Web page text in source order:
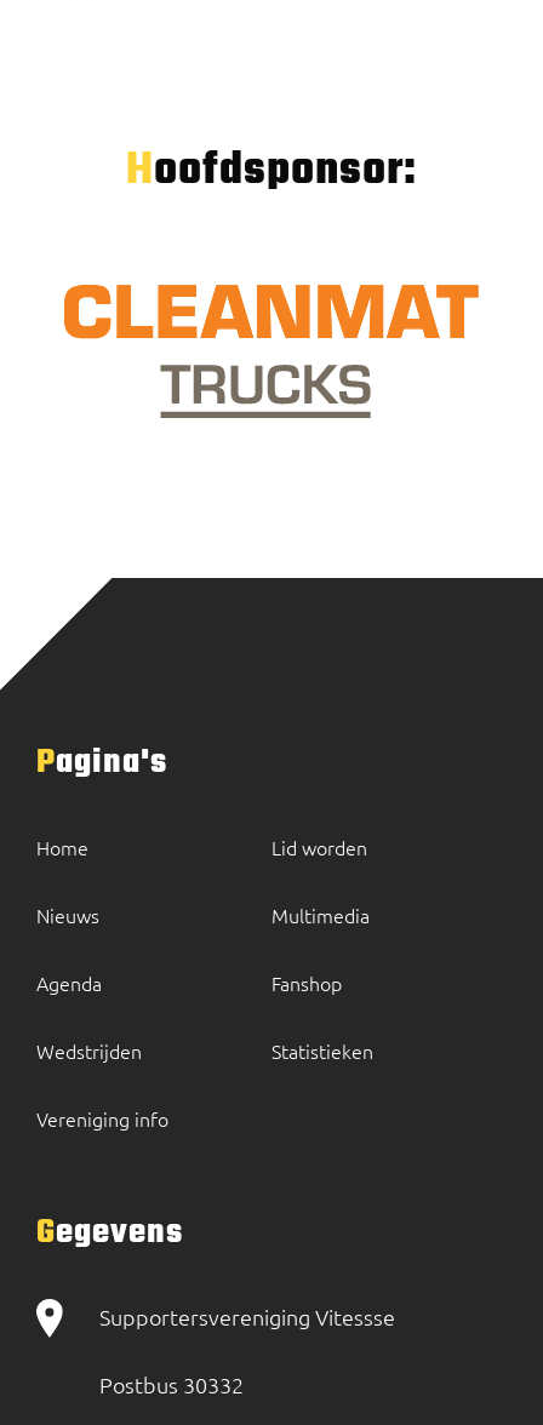
Hoofdsponsor:
Pagina's
Home
Nieuws
Agenda
Wedstrijden
Vereniging info
Lid worden
Multimedia
Fanshop
Statistieken
Gegevens
Supportersvereniging Vitessse
Postbus 30332